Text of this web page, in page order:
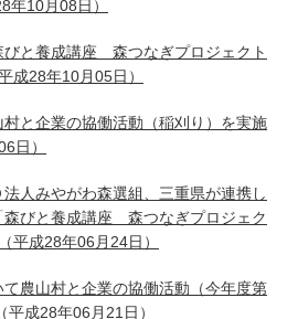
年10月08日）
びと養成講座 森つなぎプロジェクト
成28年10月05日）
と企業の協働活動（稲刈り）を実施
日）
人みやがわ森選組、三重県が連携し
森びと養成講座 森つなぎプロジェク
（平成28年06月24日）
農山村と企業の協働活動（今年度第
平成28年06月21日）